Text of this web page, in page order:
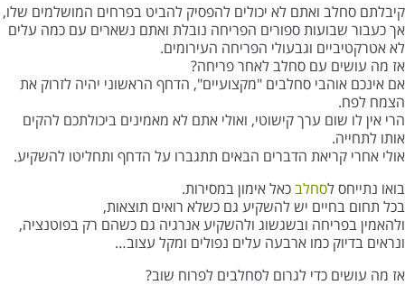
קיבלתם סחלב ואתם לא יכולים להפסיק להביט בפרחים המושלמים שלו,
אך כעבור שבועות ספורים הפריחה נובלת ואתם נשארים עם כמה עלים
לא אטרקטיביים וגבעולי הפריחה העירומים.
אז מה עושים עם סחלב לאחר פריחה?
אם אינכם אוהבי סחלבים "מקצועיים", הדחף הראשוני יהיה לזרוק את
הצמח לפח.
הרי אין לו שום ערך קישוטי, ואולי אתם לא מאמינים ביכולתכם להקים
אותו לתחייה.
אולי אחרי קריאת הדברים הבאים תתגברו על הדחף ותחליטו להשקיע.
בואו נתייחס לסחלבכאל אימון במסירות.
בכל תחום בחיים יש להשקיע גם כשלא רואים תוצאות,
ולהאמין בפריחה ובשגשוג ולהשקיע אנרגיה גם כשהם רק בפוטנציה,
ונראים בדיוק כמו ארבעה עלים נפולים ומקל עצוב…
אז מה עושים כדי לגרום לסחלבים לפרוח שוב?